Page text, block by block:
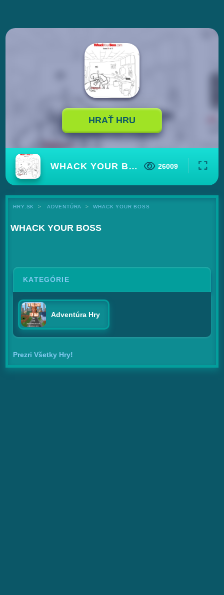
HRAŤ HRU
WHACK YOUR BOSS 26009
HRY.SK ADVENTÚRA WHACK YOUR BOSS
WHACK YOUR BOSS
KATEGÓRIE
Adventúra Hry
Prezri Všetky Hry!